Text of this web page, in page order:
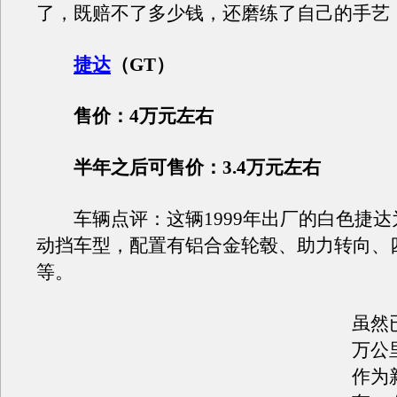
了，既赔不了多少钱，还磨练了自己的手艺
捷达（GT）
售价：4万元左右
半年之后可售价：3.4万元左右
车辆点评：这辆1999年出厂的白色捷达
动挡车型，配置有铝合金轮毂、助力转向、
等。
虽然
万公
作为